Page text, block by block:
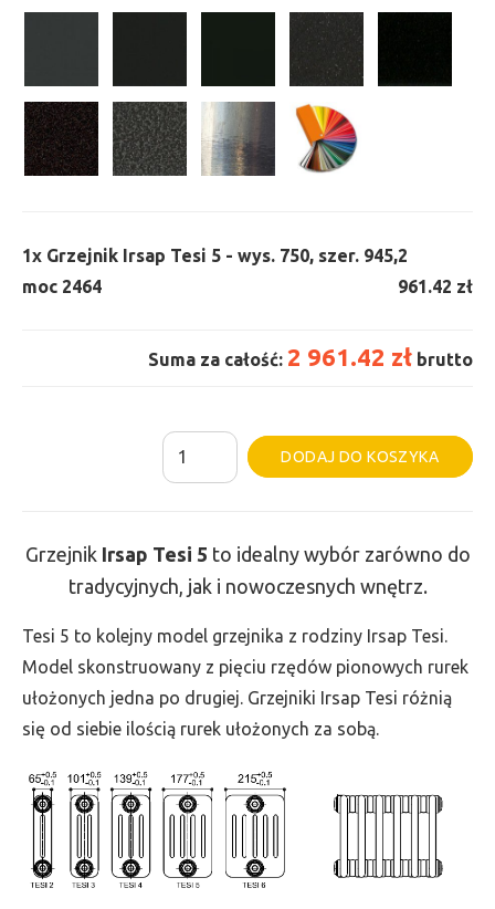
1x Grzejnik Irsap Tesi 5 - wys. 750, szer. 945,
moc 2464
2
961.42 zł
Suma za całość: 2 961.42 zł brutto
ilość
Grzejnik
-
wys.
750,
szer.
945,
2464
DODAJ DO KOSZYKA
Grzejnik Irsap Tesi 5 to idealny wybór zarówno do
tradycyjnych, jak i nowoczesnych wnętrz.
Tesi 5 to kolejny model grzejnika z rodziny Irsap Tesi.
Model skonstruowany z pięciu rzędów pionowych rurek
ułożonych jedna po drugiej. Grzejniki Irsap Tesi różnią
się od siebie ilością rurek ułożonych za sobą.